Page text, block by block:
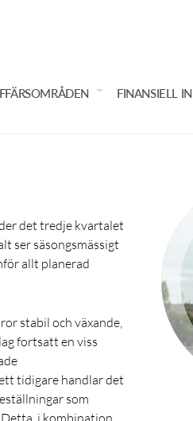
FINANSIELL
det tredje kvartalet
ser säsongsmässigt
allt planerad
stabil och växande,
fortsatt en viss
tidigare handlar det
som
i kombination